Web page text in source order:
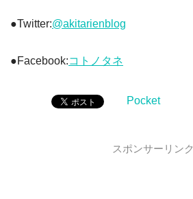
●Twitter:@akitarienblog
●Facebook:コトノタネ
Pocket
スポンサーリンク